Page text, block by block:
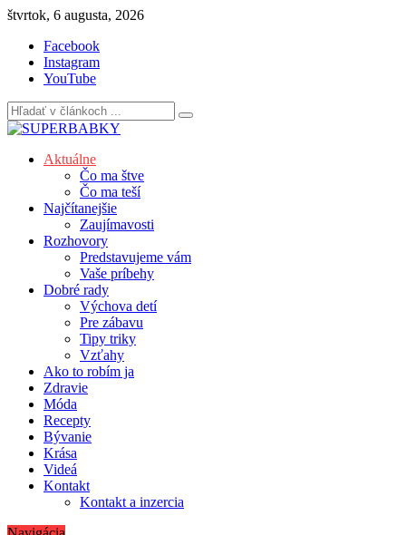
Skip
content
štvrtok, 6 augusta, 2026
Facebook
Instagram
YouTube
Aktuálne
Čo ma štve
Čo ma teší
Najčítanejšie
Zaujímavosti
Rozhovory
Predstavujeme vám
Vaše príbehy
Dobré rady
Výchova detí
Pre zábavu
Tipy triky
Vzťahy
Ako to robím ja
Zdravie
Móda
Recepty
Bývanie
Krása
Videá
Kontakt
Kontakt a inzercia